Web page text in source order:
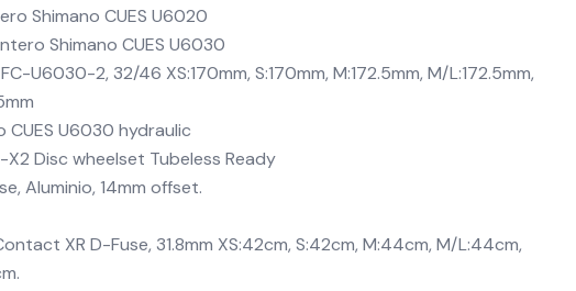
Shimano CUES U6020
Shimano CUES U6030
U6030-2, 32/46 XS:170mm, S:170mm, M:172.5mm, M/L:172.5mm,
CUES U6030 hydraulic
Disc wheelset Tubeless Ready
Aluminio, 14mm offset.
XR D-Fuse, 31.8mm XS:42cm, S:42cm, M:44cm, M/L:44cm,